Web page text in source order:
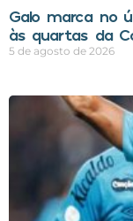
Galo marca no
às quartas da
5 de agosto de 2026